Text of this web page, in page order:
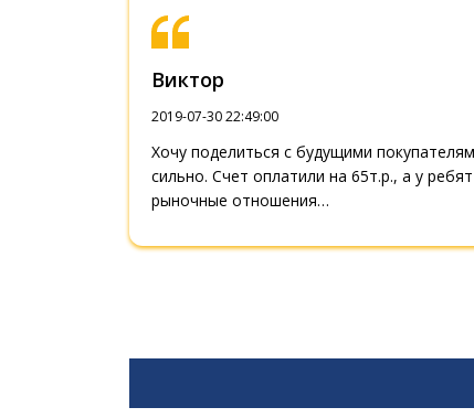
Виктор
2019-07-30 22:49:00
Хочу поделиться с будущими
сильно. Счет оплатили на 65т.р., а у
рыночные отношения…